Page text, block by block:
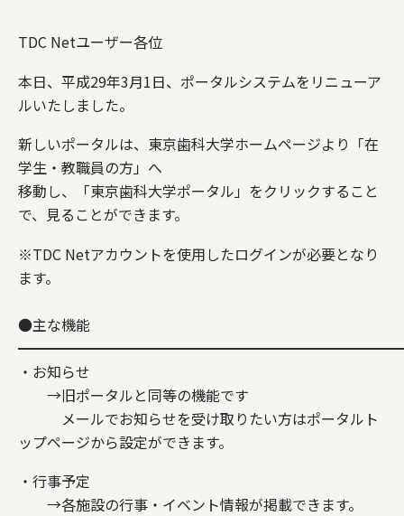
TDC Netユーザー各位
本日、平成29年3月1日、ポータルシステムをリニューア
ルいたしました。
新しいポータルは、東京歯科大学ホームページより「在
学生・教職員の方」へ
移動し、「東京歯科大学ポータル」をクリックすること
で、見ることができます。
※TDC Netアカウントを使用したログインが必要となり
ます。
●主な機能
・お知らせ
→旧ポータルと同等の機能です
メールでお知らせを受け取りたい方はポータルト
ップページから設定ができます。
・行事予定
→各施設の行事・イベント情報が掲載できます。